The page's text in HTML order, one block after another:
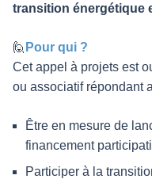
transition énergétique
🙋 Pour qui ?
Cet appel à projets est
ou associatif répondant
Être en mesure de
financement
Participer à la